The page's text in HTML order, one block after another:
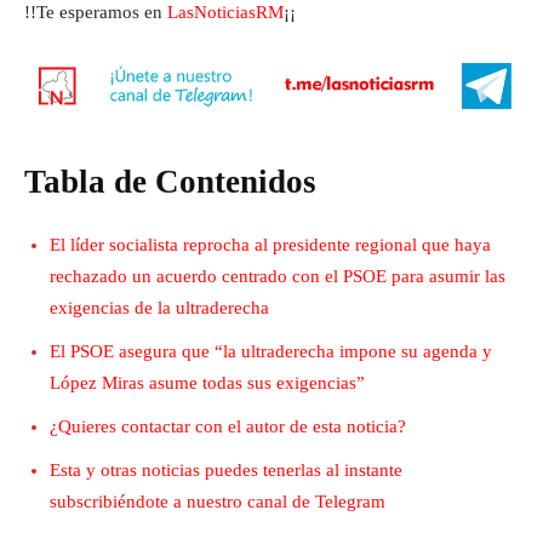
!!Te esperamos en LasNoticiasRM¡¡
Tabla de Contenidos
El líder socialista reprocha al presidente regional que haya
rechazado un acuerdo centrado con el PSOE para asumir las
exigencias de la ultraderecha
El PSOE asegura que “la ultraderecha impone su agenda y
López Miras asume todas sus exigencias”
¿Quieres contactar con el autor de esta noticia?
Esta y otras noticias puedes tenerlas al instante
subscribiéndote a nuestro canal de Telegram